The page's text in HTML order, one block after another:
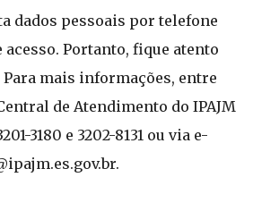
dados pessoais por telefone
Portanto, fique atento
mais informações, entre
de Atendimento do IPAJM
3180 e 3202-8131 ou via e-
.